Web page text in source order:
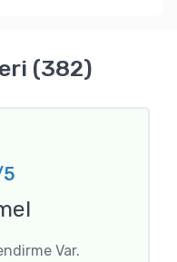
(382)
Var.